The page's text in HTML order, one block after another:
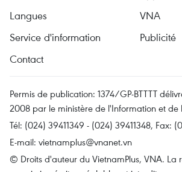
Langues
VNA
Service d'information
Publicité
Contact
Permis de publication: 1374/GP-BTTTT
2008 par le ministère de l'Information et de
Tél: (024) 39411349 - (024) 39411348, Fax:
E-mail: vietnamplus@vnanet.vn
© Droits d'auteur du VietnamPlus, VNA. La